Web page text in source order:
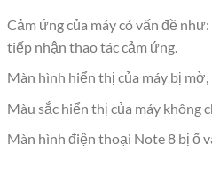
Cảm ứng của máy có vấn đề
tiếp nhận thao tác cảm ứng.
Màn hình hiển thị của máy bị
Màu sắc hiển thị của máy không
Màn hình điện thoại Note 8 bị ố